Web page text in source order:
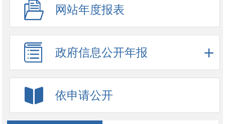
网站年度报表
政府信息公开年报
依申请公开